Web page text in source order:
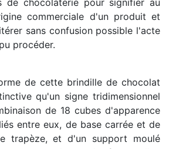
de chocolaterie pour signifier au
commerciale d'un produit et
sans confusion possible l'acte
procéder.
de cette brindille de chocolat
qu'un signe tridimensionnel
de 18 cubes d'apparence
entre eux, de base carrée et de
trapèze, et d'un support moulé